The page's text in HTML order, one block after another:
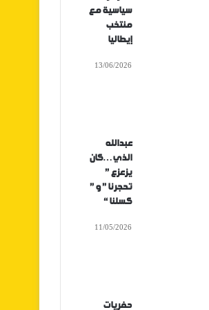
سياسية مع
منتخب
إيطاليا
13/06/2026
عبدالله
الذي…كان
يزعزع ”
تحجرنا ” و ”
كسلنا “
11/05/2026
حفريات